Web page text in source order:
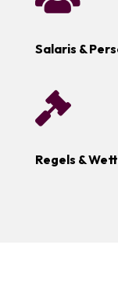
Salaris &

Regels &